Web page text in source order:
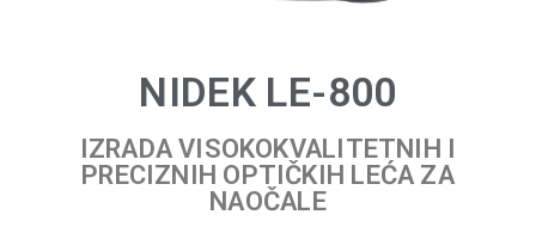
NIDEK LE-800
IZRADA VISOKOKVALITETNIH I
PRECIZNIH OPTIČKIH LEĆA ZA
NAOČALE